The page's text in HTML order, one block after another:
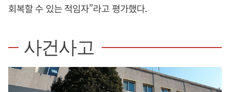
회복할 수 있는 적임자”라고 평가했다.
사건사고